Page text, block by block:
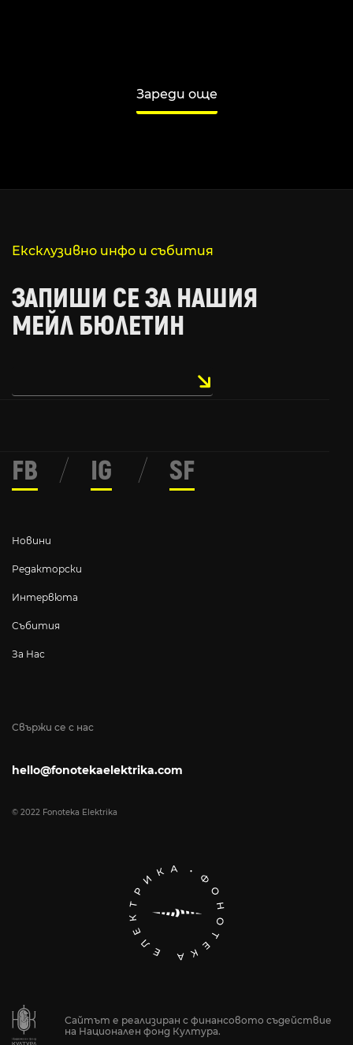
Зареди още
Ексклузивно инфо и събития
ЗАПИШИ СЕ ЗА НАШИЯ
МЕЙЛ БЮЛЕТИН
Свържи се с нас
hello@fonotekaelektrika.com
© 2022 Fonoteka Elektrika
Новини
Редакторски
Интервюта
Събития
За Нас
FB / IG / SF
Сайтът е реализиран с финансовото съдействие
на Национален фонд Култура.